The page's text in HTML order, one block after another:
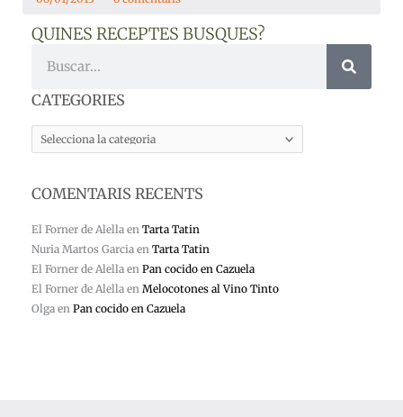
QUINES RECEPTES BUSQUES?
CATEGORIES
CATEGORIES
COMENTARIS RECENTS
El Forner de Alella en Tarta Tatin
Nuria Martos Garcia en Tarta Tatin
El Forner de Alella en Pan cocido en Cazuela
El Forner de Alella en Melocotones al Vino Tinto
Olga en Pan cocido en Cazuela